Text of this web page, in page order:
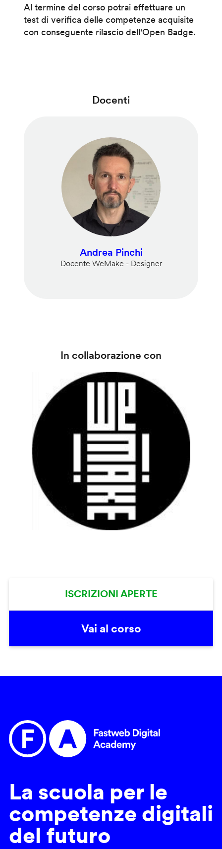
Al termine del corso potrai effettuare un
test di verifica delle competenze acquisite
con conseguente rilascio dell'Open Badge.
Docenti
Andrea Pinchi
Docente WeMake - Designer
In collaborazione con
ISCRIZIONI APERTE
Vai al corso
La scuola per le
competenze digitali
del futuro